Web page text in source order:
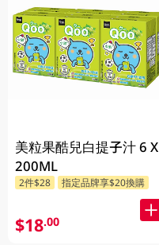
美粒果酷兒白提子汁 6 X
200ML
2件$28 指定品牌享$20換購
$18.00